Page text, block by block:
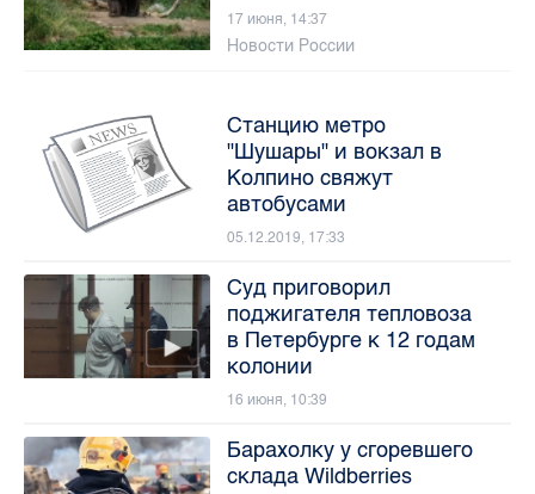
17 июня, 14:37
Новости России
Станцию метро
"Шушары" и вокзал в
Колпино свяжут
автобусами
05.12.2019, 17:33
Суд приговорил
поджигателя тепловоза
в Петербурге к 12 годам
колонии
16 июня, 10:39
Барахолку у сгоревшего
склада Wildberries